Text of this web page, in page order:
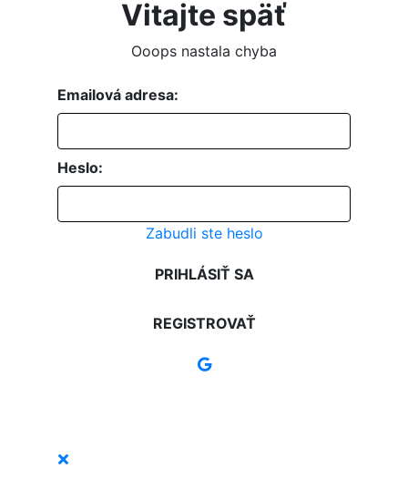
Vitajte späť
Ooops nastala chyba
Emailová adresa:
Heslo:
Zabudli ste heslo
PRIHLÁSIŤ SA
REGISTROVAŤ